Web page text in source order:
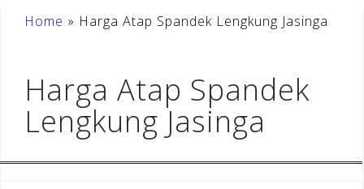
Home » Harga Atap Spandek Lengkung Jasinga
Harga Atap Spandek
Lengkung Jasinga